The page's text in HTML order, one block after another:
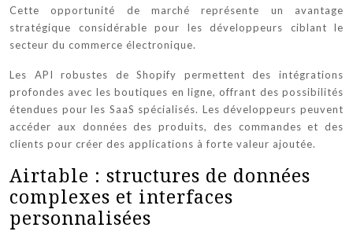
Cette opportunité de marché représente un avantage
stratégique considérable pour les développeurs ciblant le
secteur du commerce électronique.
Les API robustes de Shopify permettent des intégrations
profondes avec les boutiques en ligne, offrant des possibilités
étendues pour les SaaS spécialisés. Les développeurs peuvent
accéder aux données des produits, des commandes et des
clients pour créer des applications à forte valeur ajoutée.
Airtable : structures de données
complexes et interfaces
personnalisées